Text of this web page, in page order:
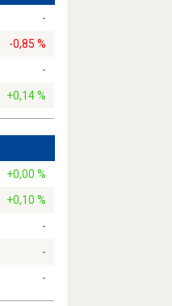
-
-0,85 %
-
+0,14 %
+0,00 %
+0,10 %
-
-
-